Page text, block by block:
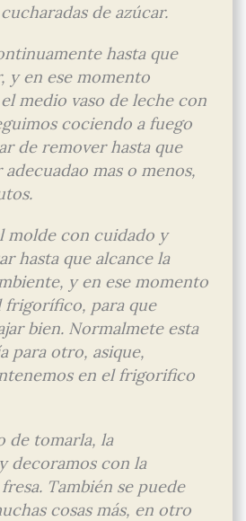
de azúcar.
hasta que
y en ese momento
medio vaso de leche con
cociendo a fuego
de remover hasta que
mas o menos,
molde con cuidado y
hasta que alcance la
y en ese momento
frigorífico, para que
bien. Normalmete esta
para otro, asique,
en el frigorifico
de tomarla, la
decoramos con la
También se puede
cosas más, en otro